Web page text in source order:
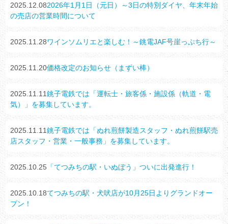
2025.12.082026年1月1日（元日）～3日の特別ダイヤ、年末年始
の売店の営業時間について
2025.11.28ワインソムリエと楽しむ！～銚電JAF号崖っぷち行～
2025.11.20価格改定のお知らせ（まずい棒）
2025.11.11銚子電鉄では「運転士・旅客係・施設係（軌道・電
気）」を募集しています。
2025.11.11銚子電鉄では「ぬれ煎餅製造スタッフ・ぬれ煎餅駅売
店スタッフ・営業・一般事務」を募集しています。
2025.10.25 「てつみちの駅・いぬぼう」ついに出発進行！
2025.10.18てつみちの駅・犬吠店が10月25日よりグランドオー
プン！